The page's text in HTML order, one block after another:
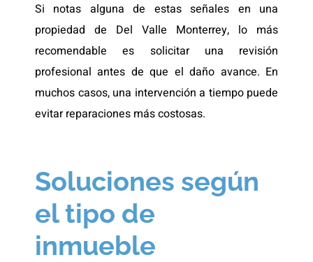
Si notas alguna de estas señales en una
propiedad de Del Valle Monterrey, lo más
recomendable es solicitar una revisión
profesional antes de que el daño avance. En
muchos casos, una intervención a tiempo puede
evitar reparaciones más costosas.
Soluciones según
el tipo de
inmueble